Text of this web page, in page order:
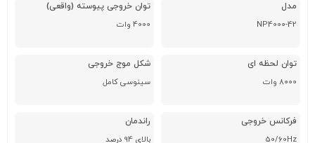
مدل
NP4000-42
توان خروجی پیوسته (واقعی)
4000 وات
توان لحظه ای
8000 وات
شکل موج خروجی
سینوسی کامل
فرکانس خروجی
50/60Hz
راندمان
بالای 94 درصد